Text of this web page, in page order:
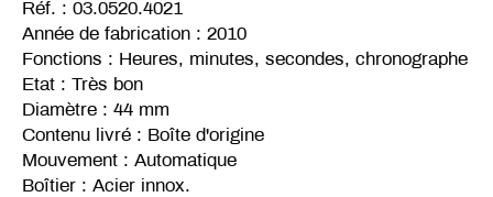
Réf. : 03.0520.4021
Année de fabrication : 2010
Fonctions : Heures, minutes, secondes, chronographe
Etat : Très bon
Diamètre : 44 mm
Contenu livré : Boîte d'origine
Mouvement : Automatique
Boîtier : Acier innox.